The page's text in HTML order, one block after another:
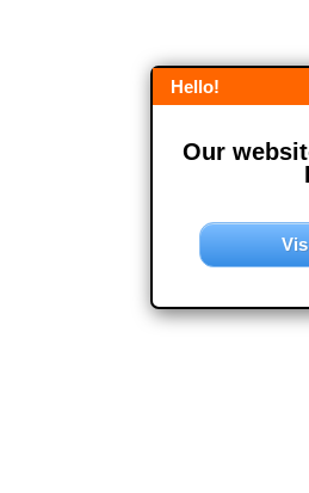
Hello!
Our